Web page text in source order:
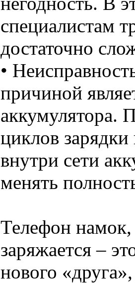
специалистам
достаточно
•
причиной
аккумулятора.
циклов
внутри сети
менять
Телефон намок,
заряжается –
нового